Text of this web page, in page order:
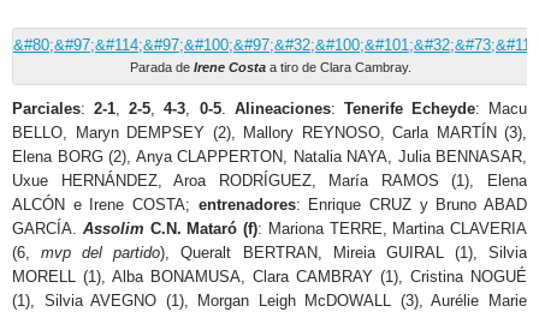
Parada de Irene Costa a tiro de Clara Cambray.
Parciales:2-1,2-5,4-3, 0-5. Alineaciones: Tenerife Echeyde: Macu
BELLO, Maryn DEMPSEY (2), Mallory REYNOSO, Carla MARTÍN (3),
Elena BORG (2), Anya CLAPPERTON, Natalia NAYA, Julia BENNASAR,
Uxue HERNÁNDEZ, Aroa RODRÍGUEZ, María RAMOS (1), Elena
ALCÓN e Irene COSTA; entrenadores: Enrique CRUZ y Bruno ABAD
GARCÍA. Assolim C.N. Mataró (f): Mariona TERRE, Martina CLAVERIA
(6,mvp del partido), Queralt BERTRAN, Mireia GUIRAL (1), Silvia
MORELL (1), Alba BONAMUSA, Clara CAMBRAY (1), Cristina NOGUÉ
(1), Silvia AVEGNO (1), Morgan Leigh McDOWALL (3), Aurélie Marie